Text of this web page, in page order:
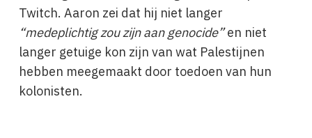
Twitch. Aaron zei dat hij niet langer
“medeplichtig zou zijn aan genocide”en niet
langer getuige kon zijn van wat Palestijnen
hebben meegemaakt door toedoen van hun
kolonisten.